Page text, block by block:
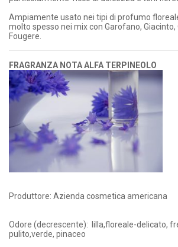
Ampiamente usato nei tipi di profumo
molto spesso nei mix con Garofano, Giacinto,
Fougere.
FRAGRANZA NOTA ALFA TERPINEOLO
Produttore: Azienda cosmetica americana
Odore (decrescente): lilla,floreale-delicato,
pulito,verde, pinaceo